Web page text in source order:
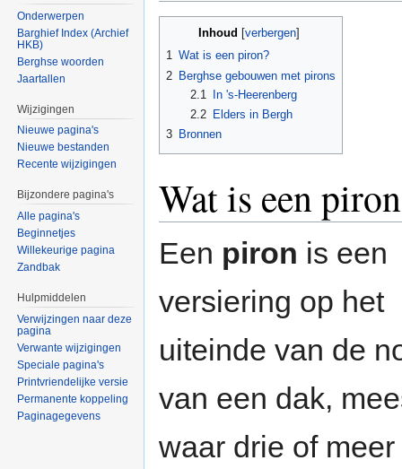
Inhoud verbergen
1 Wat is een piron?
2 Berghse gebouwen met pirons
2.1
In 's-Heerenberg
2.2
Elders in Bergh
3 Bronnen
Wat is een
Een piron is een
versiering op het
uiteinde van de
van een dak,
waar drie of meer
Onderwerpen
Barghief Index (Archief
HKB)
Berghse woorden
Jaartallen
Wijzigingen
Nieuwe pagina's
Nieuwe bestanden
Recente wijzigingen
Bijzondere pagina's
Alle pagina's
Beginnetjes
Willekeurige pagina
Zandbak
Hulpmiddelen
Verwijzingen naar deze
pagina
Verwante wijzigingen
Speciale pagina's
Printvriendelijke versie
Permanente koppeling
Paginagegevens